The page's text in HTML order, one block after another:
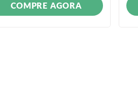
COMPRE AGORA